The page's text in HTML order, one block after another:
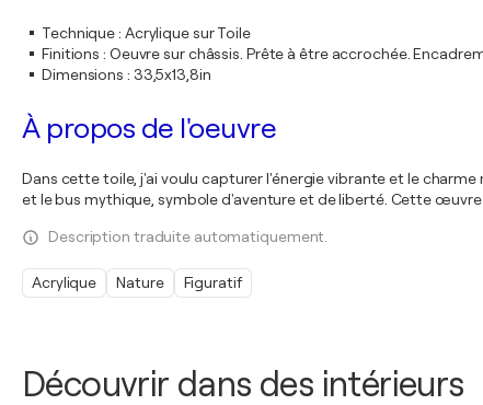
Découvrir dans des intérieurs
Technique: Acrylique sur Toile
Finitions : Oeuvre sur châssis. Prête à être accrochée.
Dimensions : 33,5x13,8in
À propos de l'oeuvre
Dans cette toile, j'ai voulu capturer l'énergie vibrante et le
et le bus mythique, symbole d'aventure et de liberté. Cette
Description traduite automatiquement.
Acrylique Nature Figuratif